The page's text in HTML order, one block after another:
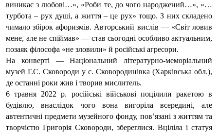
виникає з любові…», «Роби те, до чого народжений…», «…
турбота – рух душі, а життя – це рух» тощо. З них складено
чимало збірок афоризмів. Авторський вислів — «Світ ловив
мене, але не спіймав» — став сьогодні особливо актуальним,
позаяк філософа «не зловили» й російські агресори.
На конверті — Національний літературно-меморіальний
музей Г.С. Сковороди у с. Сковородинівка (Харківська обл.),
де останні роки жив і творив мислитель.
6 травня 2022 р. російські військові поцілили ракетою в
будівлю, внаслідок чого вона вигоріла всередині, але
автентичні предмети музейного фонду, пов’язані з життям та
творчістю Григорія Сковороди, збереглися. Вціліла і статуя